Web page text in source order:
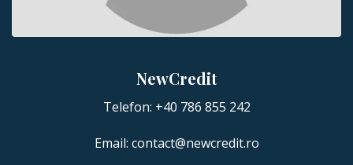
NewCredit
Telefon: +40 786 855 242
Email: contact@newcredit.ro